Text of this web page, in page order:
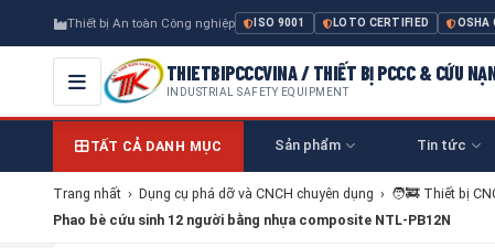
Thiết bị An toàn Công nghiệp ISO 9001 LOTO CERTIFIED OSHA
THIETBIPCCCVINA / THIẾT BỊ PCCC & CỨU
INDUSTRIAL SAFETY EQUIPMENT
TẤT CẢ DANH MỤC Sản phẩm Tin tức
Trang nhất › Dụng cụ phá dỡ và CNCH chuyên dụng › 🧑‍🚒 Thiết bị
Phao bè cứu sinh 12 người bằng nhựa composite NTL-PB12N